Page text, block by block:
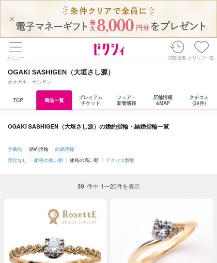
メニュー 閲覧履歴 クリップ一覧
OGAKI SASHIGEN（大垣さし源）
オオガキ サシゲン
TOP 商品一覧
プレミアム
チケット
フェア・
新着情報
店舗情報
&MAP
クチコミ
(39件)
OGAKI SASHIGEN（大垣さし源）の婚約指輪・結婚指輪一覧
全商品 婚約指輪
結婚指輪
指定なし
価格の低い順 価格の高い順 アクセス数順
39 件中 1〜20件を表示